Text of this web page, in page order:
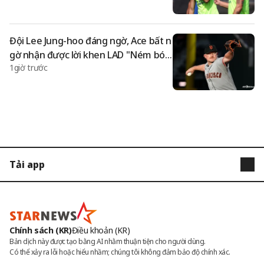
Đội Lee Jung-hoo đáng ngờ, Ace bất n
gờ nhận được lời khen LAD "Ném bón
g ở Dodger Stadium thực sự rất vui"
1giờ trước
Tải app
STARPOLL
Chính sách (KR)Điều khoản (KR)
Bản dịch này được tạo bằng AI nhằm thuận tiện cho người dùng.
Có thể xảy ra lỗi hoặc hiểu nhầm; chúng tôi không đảm bảo độ chính xác.